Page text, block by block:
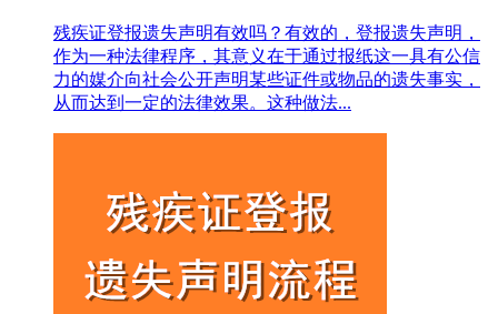
残疾证登报遗失声明有效吗？有效的，登报遗失声明，
作为一种法律程序，其意义在于通过报纸这一具有公信
力的媒介向社会公开声明某些证件或物品的遗失事实，
从而达到一定的法律效果。这种做法...